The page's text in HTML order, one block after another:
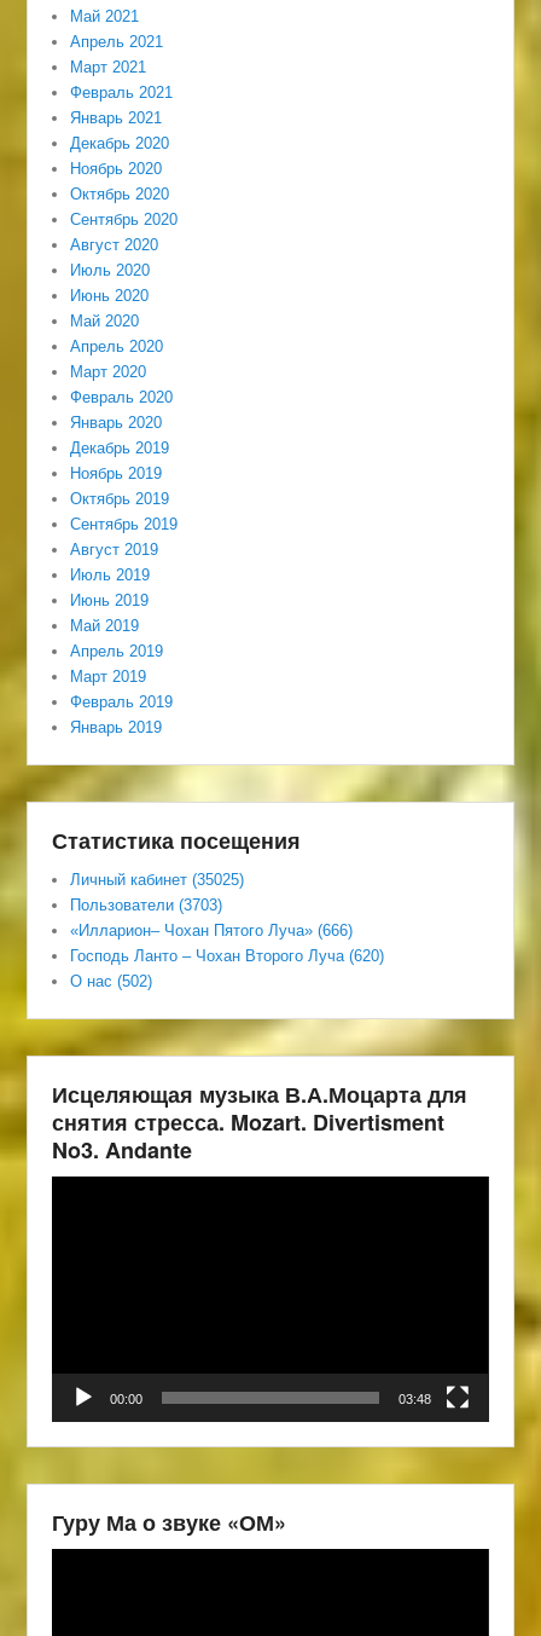
Май 2021
Апрель 2021
Март 2021
Февраль 2021
Январь 2021
Декабрь 2020
Ноябрь 2020
Октябрь 2020
Сентябрь 2020
Август 2020
Июль 2020
Июнь 2020
Май 2020
Апрель 2020
Март 2020
Февраль 2020
Январь 2020
Декабрь 2019
Ноябрь 2019
Октябрь 2019
Сентябрь 2019
Август 2019
Июль 2019
Июнь 2019
Май 2019
Апрель 2019
Март 2019
Февраль 2019
Январь 2019
Статистика посещения
Личный кабинет (35025)
Пользователи (3703)
«Илларион– Чохан Пятого Луча» (666)
Господь Ланто – Чохан Второго Луча (620)
О нас (502)
Исцеляющая музыка В.А.Моцарта для
снятия стресса. Mozart. Divertisment
No3. Andante
00:00 03:48
Гуру Ма о звуке «ОМ»